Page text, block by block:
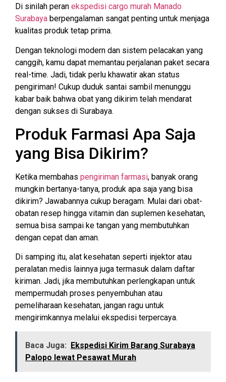
Di sinilah peran ekspedisi cargo murah Manado
Surabaya berpengalaman sangat penting untuk menjaga
kualitas produk tetap prima.
Dengan teknologi modern dan sistem pelacakan yang
canggih, kamu dapat memantau perjalanan paket secara
real-time. Jadi, tidak perlu khawatir akan status
pengiriman! Cukup duduk santai sambil menunggu
kabar baik bahwa obat yang dikirim telah mendarat
dengan sukses di Surabaya.
Produk Farmasi Apa Saja
yang Bisa Dikirim?
Ketika membahas pengiriman farmasi, banyak orang
mungkin bertanya-tanya, produk apa saja yang bisa
dikirim? Jawabannya cukup beragam. Mulai dari obat-
obatan resep hingga vitamin dan suplemen kesehatan,
semua bisa sampai ke tangan yang membutuhkan
dengan cepat dan aman.
Di samping itu, alat kesehatan seperti injektor atau
peralatan medis lainnya juga termasuk dalam daftar
kiriman. Jadi, jika membutuhkan perlengkapan untuk
mempermudah proses penyembuhan atau
pemeliharaan kesehatan, jangan ragu untuk
mengirimkannya melalui ekspedisi terpercaya.
Baca Juga: Ekspedisi Kirim Barang Surabaya
Palopo lewat Pesawat Murah